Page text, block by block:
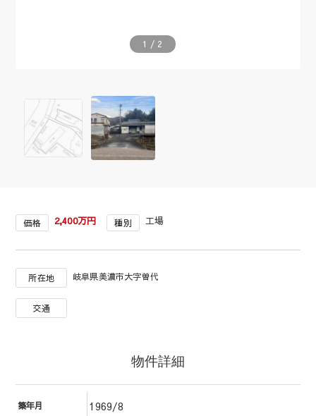
1 / 2
価格 2,400万円 種別 工場
所在地 岐阜県美濃市大字曽代
交通
物件詳細
築年月 1969/8